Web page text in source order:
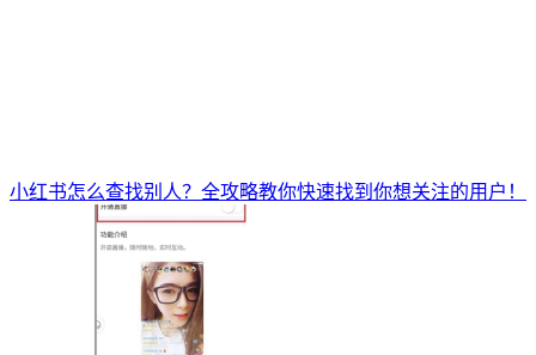
小红书怎么查找别人？全攻略教你快速找到你想关注的用户！